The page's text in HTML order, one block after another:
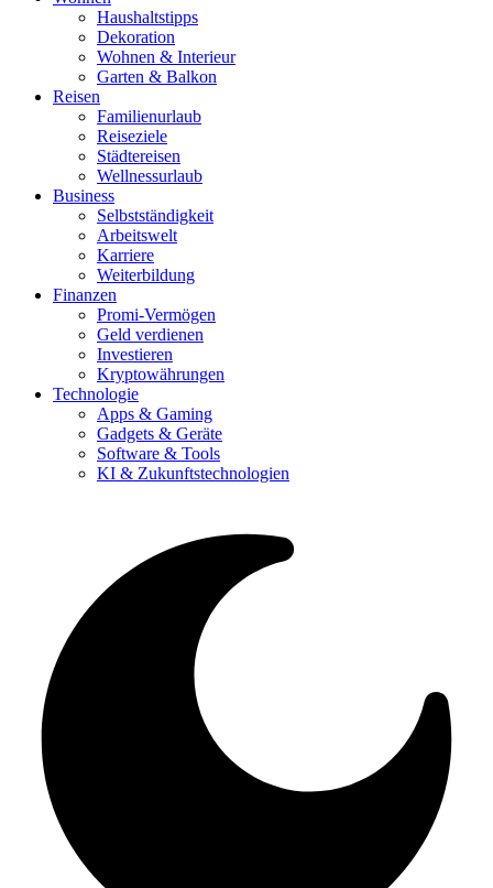
Haushaltstipps
Dekoration
Wohnen & Interieur
Garten & Balkon
Reisen
Familienurlaub
Reiseziele
Städtereisen
Wellnessurlaub
Business
Selbstständigkeit
Arbeitswelt
Karriere
Weiterbildung
Finanzen
Promi-Vermögen
Geld verdienen
Investieren
Kryptowährungen
Technologie
Apps & Gaming
Gadgets & Geräte
Software & Tools
KI & Zukunftstechnologien